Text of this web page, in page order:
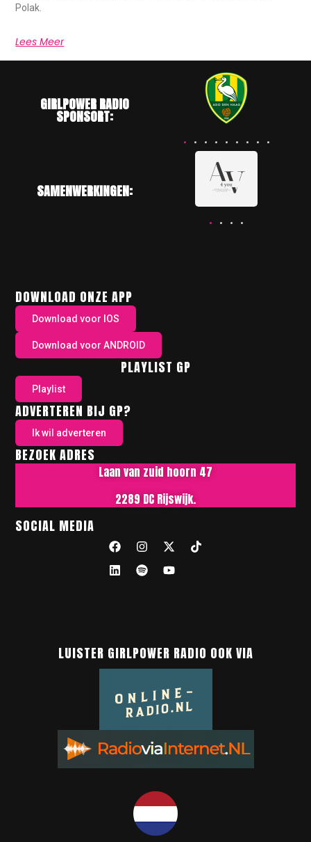
Polak.
Lees Meer
GIRLPOWER RADIO
SPONSORT:
SAMENWERKINGEN:
DOWNLOAD ONZE APP
Download voor IOS
Download voor ANDROID
PLAYLIST GP
Playlist
ADVERTEREN BIJ GP?
Ik wil adverteren
BEZOEK ADRES
Laan van zuid hoorn 47
2289 DC Rijswijk.
SOCIAL MEDIA
LUISTER GIRLPOWER RADIO OOK VIA